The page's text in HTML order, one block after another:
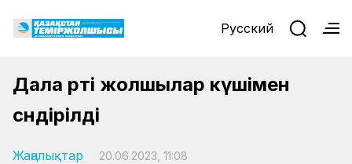
Русский
Дала өрті жолшылар күшімен
сөндірілді
Жаңалықтар 20.06.2023, 11:08